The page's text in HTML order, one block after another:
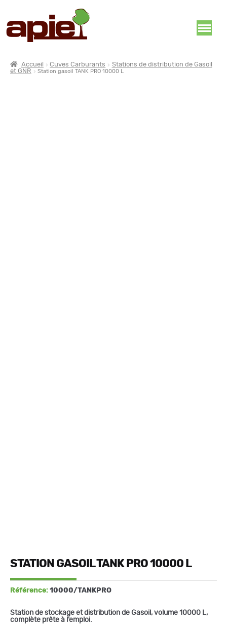
Accueil Cuves Carburants
Stations de distribution de Gasoil
et GNR
Station gasoil TANK PRO 10000 L
STATION GASOIL TANK PRO 10000 L
Référence: 10000/TANKPRO
Station de stockage et distribution de Gasoil, volume 10000 L,
complète prête à l’emploi.